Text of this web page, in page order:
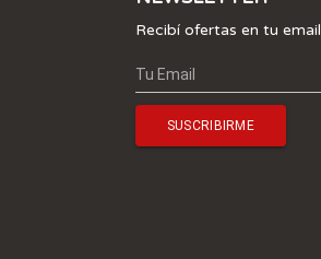
Recibí ofertas en tu email